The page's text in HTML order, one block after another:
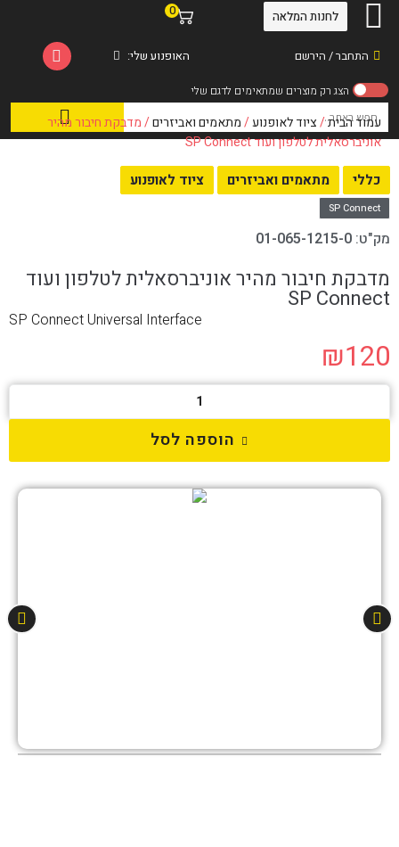
התחבר / הירשם
0
האופנוע שלי:
לחנות המלאה
עמוד הבית/ציוד לאופנוע/מתאמים ואביזרים/ מדבקת חיבור מהיר
אוניברסאלית לטלפון ועוד SP Connect
כללי מתאמים ואביזרים ציוד לאופנוע
SP Connect
מק"ט: 01-065-1215-0
מדבקת חיבור מהיר אוניברסאלית לטלפון ועוד
SP Connect
SP Connect Universal Interface
₪120
הוספה לסל